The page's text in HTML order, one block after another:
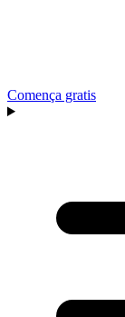
Comença gratis